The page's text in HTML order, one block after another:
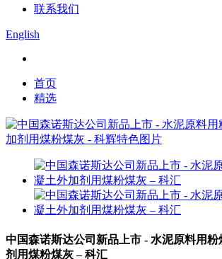
联系我们
English
首页
精选
中国森诺斯达公司新品上市 - 水泥原料用
剂用煤粉煤灰 – 科汇